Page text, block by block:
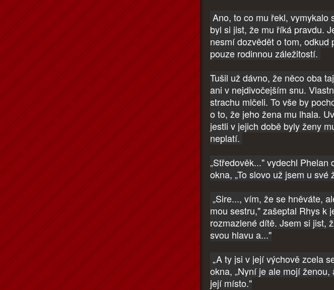
Ano, to co mu řekl, vymykalo
byl si jist, že mu říká pravdu.
nesmí dozvědět o tom,
pouze rodinnou záležitostí.
Tušil už dávno, že něco oba
ani v nejdivočejším snu.
strachu mlčeli. To vše by
o to, že jeho žena mu lhala.
jestli v jejich době byly ženy
neplatí.
„Středověk..." vydechl
okna, „To slovo už jsem u své
„Sire..., vím, že se hněváte,
mou sestru," zašeptal Rhys k
rozmazlené dítě. Jsem si jist,
svou hlavu a..."
„A ty jsi v její výchově zcela
okna, „Nyní je ale mojí
její místo."